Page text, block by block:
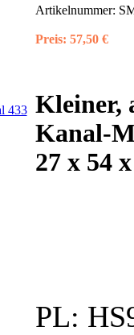
Artikelnummer:
Preis: 57,50 €
Kleiner,
Kanal-
27 x 54
PL: